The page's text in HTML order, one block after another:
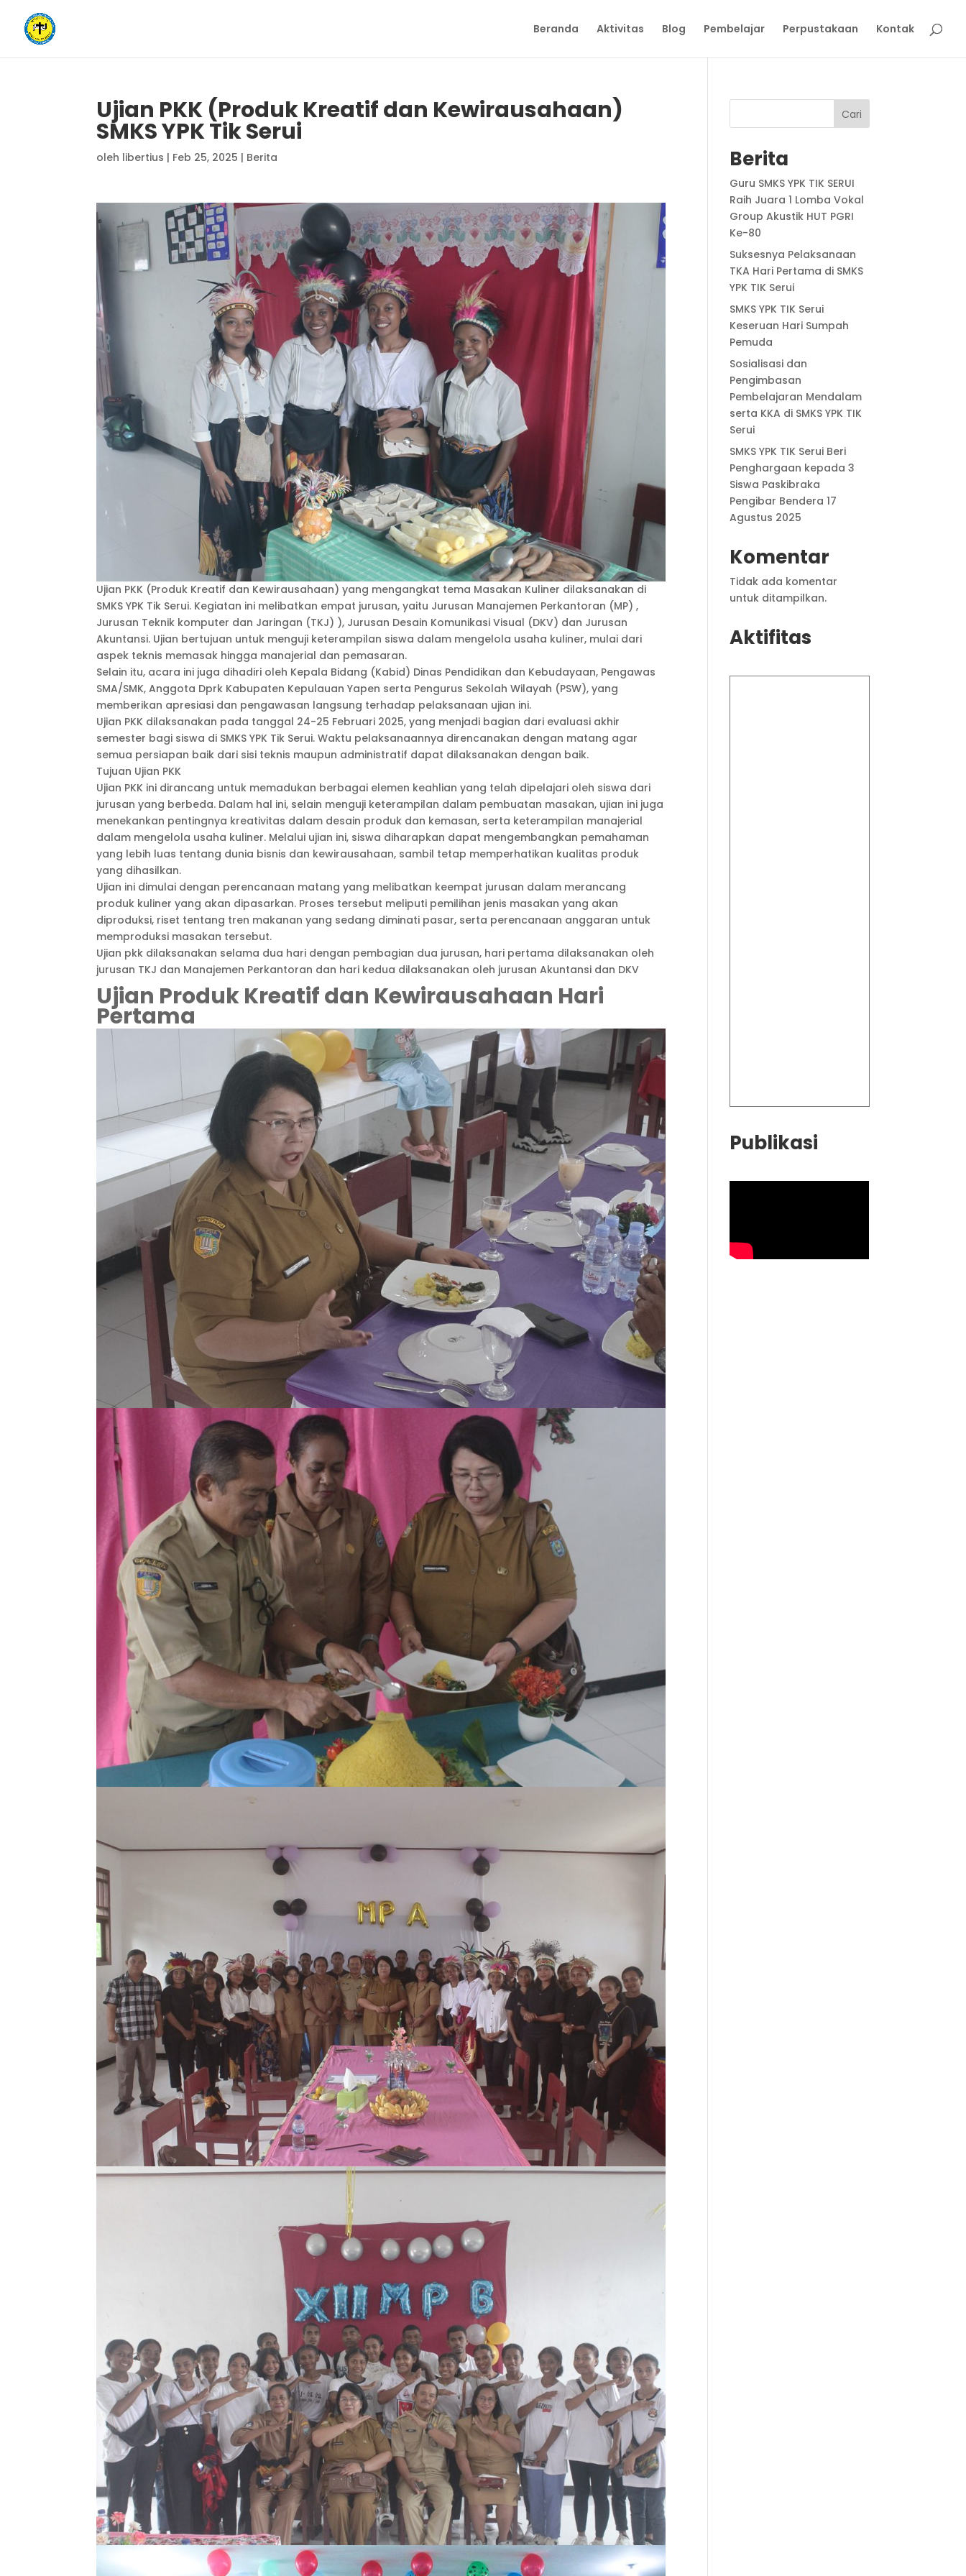
Beranda Aktivitas Blog Pembelajar Perpustakaan Kontak
Ujian PKK (Produk Kreatif dan Kewirausahaan)
SMKS YPK Tik Serui
oleh libertius | Feb 25, 2025 | Berita
Ujian PKK (Produk Kreatif dan Kewirausahaan) yang mengangkat tema Masakan Kuliner dilaksanakan di
SMKS YPK Tik Serui. Kegiatan ini melibatkan empat jurusan, yaitu Jurusan Manajemen Perkantoran (MP) ,
Jurusan Teknik komputer dan Jaringan (TKJ) ), Jurusan Desain Komunikasi Visual (DKV) dan Jurusan
Akuntansi. Ujian bertujuan untuk menguji keterampilan siswa dalam mengelola usaha kuliner, mulai dari
aspek teknis memasak hingga manajerial dan pemasaran.
Selain itu, acara ini juga dihadiri oleh Kepala Bidang (Kabid) Dinas Pendidikan dan Kebudayaan, Pengawas
SMA/SMK, Anggota Dprk Kabupaten Kepulauan Yapen serta Pengurus Sekolah Wilayah (PSW), yang
memberikan apresiasi dan pengawasan langsung terhadap pelaksanaan ujian ini.
Ujian PKK dilaksanakan pada tanggal 24-25 Februari 2025, yang menjadi bagian dari evaluasi akhir
semester bagi siswa di SMKS YPK Tik Serui. Waktu pelaksanaannya direncanakan dengan matang agar
semua persiapan baik dari sisi teknis maupun administratif dapat dilaksanakan dengan baik.
Tujuan Ujian PKK
Ujian PKK ini dirancang untuk memadukan berbagai elemen keahlian yang telah dipelajari oleh siswa dari
jurusan yang berbeda. Dalam hal ini, selain menguji keterampilan dalam pembuatan masakan, ujian ini juga
menekankan pentingnya kreativitas dalam desain produk dan kemasan, serta keterampilan manajerial
dalam mengelola usaha kuliner. Melalui ujian ini, siswa diharapkan dapat mengembangkan pemahaman
yang lebih luas tentang dunia bisnis dan kewirausahaan, sambil tetap memperhatikan kualitas produk
yang dihasilkan.
Ujian ini dimulai dengan perencanaan matang yang melibatkan keempat jurusan dalam merancang
produk kuliner yang akan dipasarkan. Proses tersebut meliputi pemilihan jenis masakan yang akan
diproduksi, riset tentang tren makanan yang sedang diminati pasar, serta perencanaan anggaran untuk
memproduksi masakan tersebut.
Ujian pkk dilaksanakan selama dua hari dengan pembagian dua jurusan, hari pertama dilaksanakan oleh
jurusan TKJ dan Manajemen Perkantoran dan hari kedua dilaksanakan oleh jurusan Akuntansi dan DKV
Ujian Produk Kreatif dan Kewirausahaan Hari
Pertama
Cari
Berita
Guru SMKS YPK TIK SERUI
Raih Juara 1 Lomba Vokal
Group Akustik HUT PGRI
Ke-80
Suksesnya Pelaksanaan
TKA Hari Pertama di SMKS
YPK TIK Serui
SMKS YPK TIK Serui
Keseruan Hari Sumpah
Pemuda
Sosialisasi dan
Pengimbasan
Pembelajaran Mendalam
serta KKA di SMKS YPK TIK
Serui
SMKS YPK TIK Serui Beri
Penghargaan kepada 3
Siswa Paskibraka
Pengibar Bendera 17
Agustus 2025
Komentar
Tidak ada komentar
untuk ditampilkan.
Aktifitas
Publikasi